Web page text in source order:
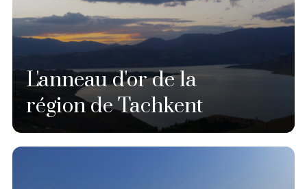
L'anneau d'or de la
région de Tachkent